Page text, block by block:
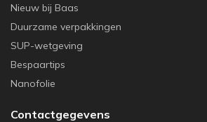
Nieuw bij Baas
Duurzame verpakkingen
SUP-wetgeving
Bespaartips
Nanofolie
Contactgegevens